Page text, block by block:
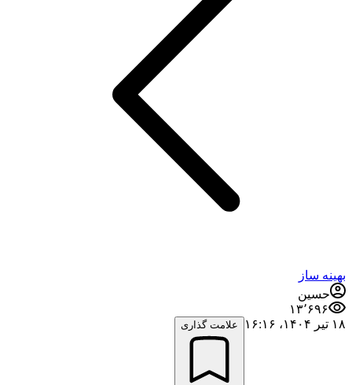
بهینه ساز
حسین
۱۳٬۶۹۶
۱۸ تیر ۱۴۰۴،‏ ۱۶:۱۶
علامت گذاری